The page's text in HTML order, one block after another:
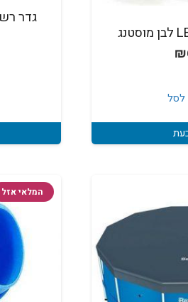
₪
לסל
גדר
המלאי אזל